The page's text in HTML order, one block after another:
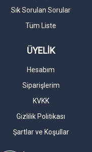
Sık Sorulan Sorular
Tüm Liste
ÜYELİK
Hesabım
Siparişlerim
KVKK
Gizlilik Politikası
Şartlar ve Koşullar